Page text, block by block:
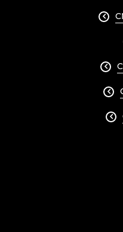



